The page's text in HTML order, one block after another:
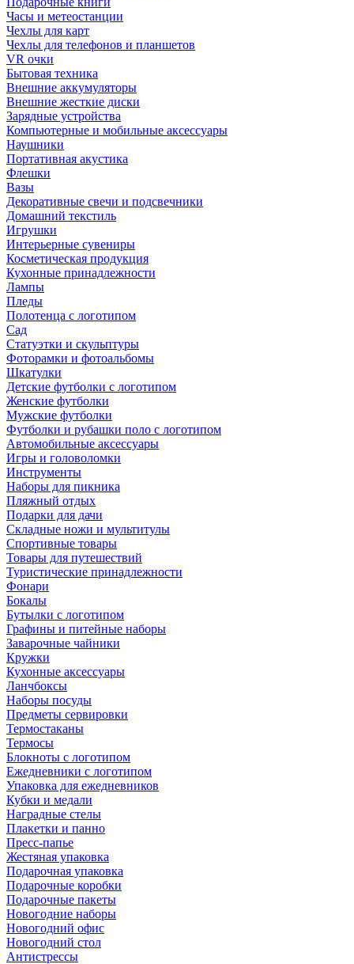
Часы и метеостанции
Чехлы для карт
Чехлы для телефонов и планшетов
VR очки
Бытовая техника
Внешние аккумуляторы
Внешние жесткие диски
Зарядные устройства
Компьютерные и мобильные аксессуары
Наушники
Портативная акустика
Флешки
Вазы
Декоративные свечи и подсвечники
Домашний текстиль
Игрушки
Интерьерные сувениры
Косметическая продукция
Кухонные принадлежности
Лампы
Пледы
Полотенца с логотипом
Сад
Статуэтки и скульптуры
Фоторамки и фотоальбомы
Шкатулки
Детские футболки с логотипом
Женские футболки
Мужские футболки
Футболки и рубашки поло с логотипом
Автомобильные аксессуары
Игры и головоломки
Инструменты
Наборы для пикника
Пляжный отдых
Подарки для дачи
Складные ножи и мультитулы
Спортивные товары
Товары для путешествий
Туристические принадлежности
Фонари
Бокалы
Бутылки с логотипом
Графины и питейные наборы
Заварочные чайники
Кружки
Кухонные аксессуары
Ланчбоксы
Наборы посуды
Предметы сервировки
Термостаканы
Термосы
Блокноты с логотипом
Ежедневники с логотипом
Упаковка для ежедневников
Кубки и медали
Наградные стелы
Плакетки и панно
Пресс-папье
Жестяная упаковка
Подарочная упаковка
Подарочные коробки
Подарочные пакеты
Новогодние наборы
Новогодний офис
Новогодний стол
Антистрессы